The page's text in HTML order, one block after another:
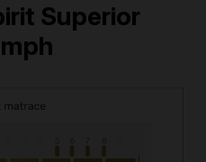
Superior